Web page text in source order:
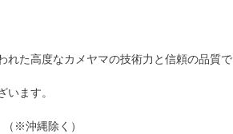
れた高度なカメヤマの技術力と信頼の品質で
ます。
※沖縄除く）